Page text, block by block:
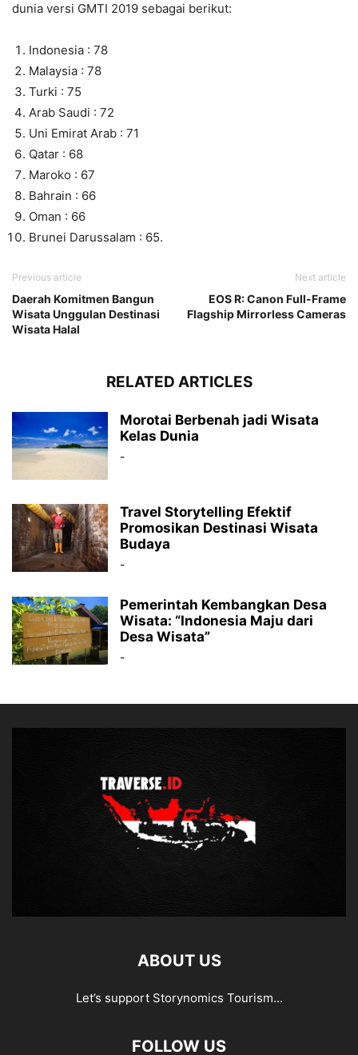
dunia versi GMTI 2019 sebagai berikut:
Indonesia : 78
Malaysia : 78
Turki : 75
Arab Saudi : 72
Uni Emirat Arab : 71
Qatar : 68
Maroko : 67
Bahrain : 66
Oman : 66
Brunei Darussalam : 65.
Previous article
Daerah Komitmen Bangun
Wisata Unggulan Destinasi
Wisata Halal
Next article
EOS R: Canon Full-Frame
Flagship Mirrorless Cameras
RELATED ARTICLES
Morotai Berbenah jadi Wisata
Kelas Dunia
-
Travel Storytelling Efektif
Promosikan Destinasi Wisata
Budaya
-
Pemerintah Kembangkan Desa
Wisata: “Indonesia Maju dari
Desa Wisata”
-
ABOUT US
Let’s support Storynomics Tourism...
FOLLOW US